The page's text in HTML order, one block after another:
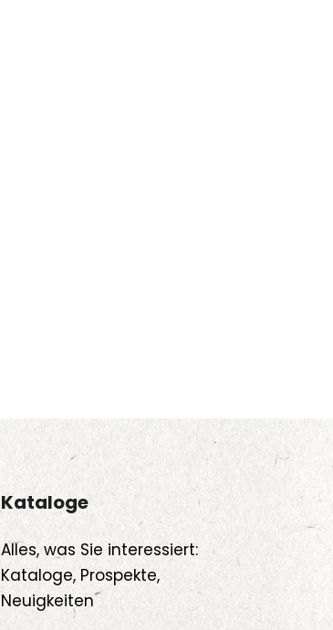
Kataloge
Alles, was Sie interessiert:
Kataloge, Prospekte,
Neuigkeiten